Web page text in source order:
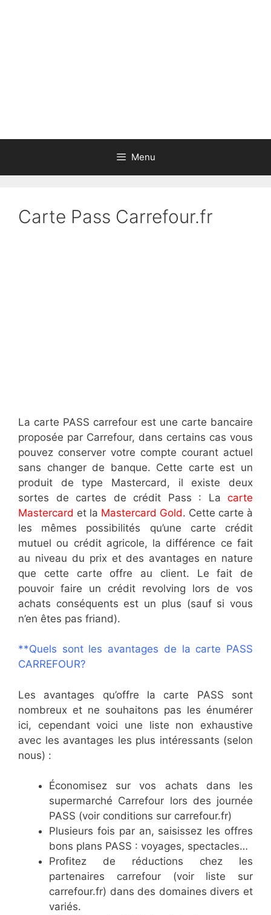
Menu
Carte Pass Carrefour.fr
La carte PASS carrefour est une carte bancaire
proposée par Carrefour, dans certains cas vous
pouvez conserver votre compte courant actuel
sans changer de banque. Cette carte est un
produit de type Mastercard, il existe deux
sortes de cartes de crédit Pass : La carte
Mastercard et la Mastercard Gold. Cette carte à
les mêmes possibilités qu’une carte crédit
mutuel ou crédit agricole, la différence ce fait
au niveau du prix et des avantages en nature
que cette carte offre au client. Le fait de
pouvoir faire un crédit revolving lors de vos
achats conséquents est un plus (sauf si vous
n’en êtes pas friand).
**Quels sont les avantages de la carte PASS
CARREFOUR?
Les avantages qu’offre la carte PASS sont
nombreux et ne souhaitons pas les énumérer
ici, cependant voici une liste non exhaustive
avec les avantages les plus intéressants (selon
nous) :
Économisez sur vos achats dans les
supermarché Carrefour lors des journée
PASS (voir conditions sur carrefour.fr)
Plusieurs fois par an, saisissez les offres
bons plans PASS : voyages, spectacles…
Profitez de réductions chez les
partenaires carrefour (voir liste sur
carrefour.fr) dans des domaines divers et
variés.